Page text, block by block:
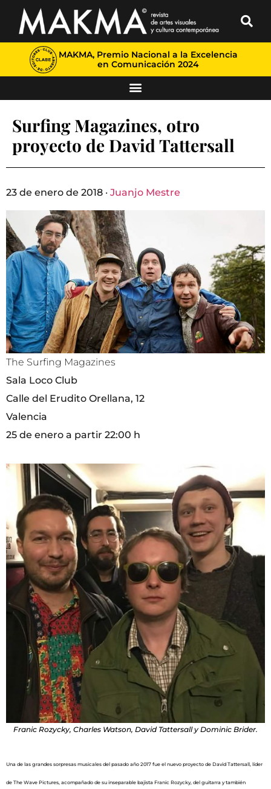
MAKMA, Premio Nacional a la Excelencia
en Comunicación 2024
Surfing Magazines, otro
proyecto de David Tattersall
23 de enero de 2018 · Juanjo Mestre
The Surfing Magazines
Sala Loco Club
Calle del Erudito Orellana, 12
Valencia
25 de enero a partir 22:00 h
Franic Rozycky, Charles Watson, David Tattersall y Dominic Brider.
Una de las grandes sorpresas musicales del pasado año 2017 fue el nuevo proyecto de David Tattersall, líder
de The Wave Pictures, acompañado de su inseparable bajista Franic Rozycky, del guitarra y también